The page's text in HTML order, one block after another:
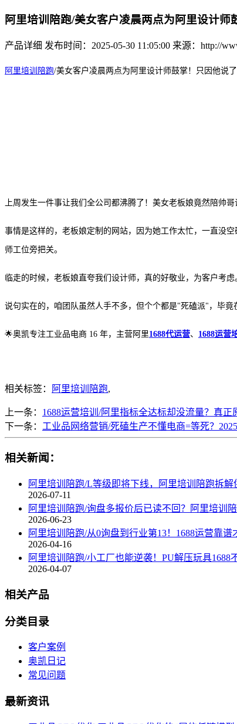
阿里培训陪跑/美女客户凌晨两点为阿里设计
产品详细 发布时间：2025-05-30 11:05:00 来源：http://
阿里培训陪跑/美女客户凌晨两点为 阿里设计师鼓掌！只因他说
上周发生一件事让我们全公司都沸腾了！美女老板娘竟然陪帅哥
事情是这样的，老板娘定制的网站，因为她工作太忙，一直没
师工位旁把关。
临走的时候，老板娘直夸我们设计师，真的好敬业，为客户考虑
说句实在的，咱团队虽然人手不多，但个个都是"死磕派"，毕竟
🌟奥凯专注工业品电商 16 年，主营阿里1688代运营、 1688运营
相关标签： 阿里培训陪跑,
上一条： 1688运营培训/阿里指标全达标却没流量？真正
下一条： 工业品网络营销/死磕生产不懂电商=等死？
相关新闻：
阿里培训陪跑/L等级即将下线，阿里培训陪跑拆解
2026-07-11
阿里培训陪跑/询盘多报价后已读不回？阿里培训
2026-06-23
阿里培训陪跑/从0询盘到行业第13！1688运营靠谱
2026-04-16
阿里培训陪跑/小工厂也能逆袭！PU解压玩具1688
2026-04-07
相关产品
分类目录
客户案例
奥凯日记
常见问题
最新资讯